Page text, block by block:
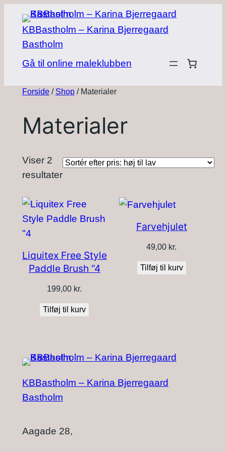
Spring
indhold
KBBastholm – Karina Bjerregaard
Bastholm
Gå til online maleklubben
Forside/ Shop/ Materialer
Materialer
Viser 2
resultaterSorteret
pris:
høj
Liquitex Free Style
Paddle Brush “4
199,00 kr.
Tilføj til kurv
Farvehjulet
49,00 kr.
Tilføj til kurv
KBBastholm – Karina Bjerregaard
Bastholm
Aagade 28,